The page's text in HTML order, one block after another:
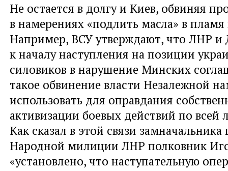
Не остается в долгу и Киев, обвиняя
в намерениях «подлить масла» в
Например, ВСУ утверждают, что ЛНР и
к началу наступления на позиции
силовиков в нарушение Минских
такое обвинение власти Незалежной
использовать для оправдания
активизации боевых действий по всей
Как сказал в этой связи
Народной милиции ЛНР полковник
«установлено, что наступательную